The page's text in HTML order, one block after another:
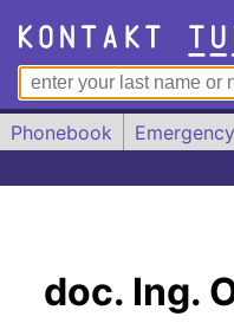
Phonebook
doc. Ing.